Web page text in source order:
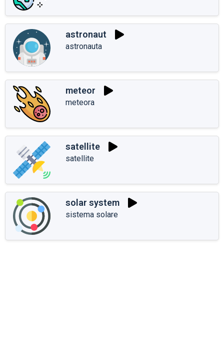
astronaut
astronauta
meteor
meteora
satellite
satellite
solar system
sistema solare